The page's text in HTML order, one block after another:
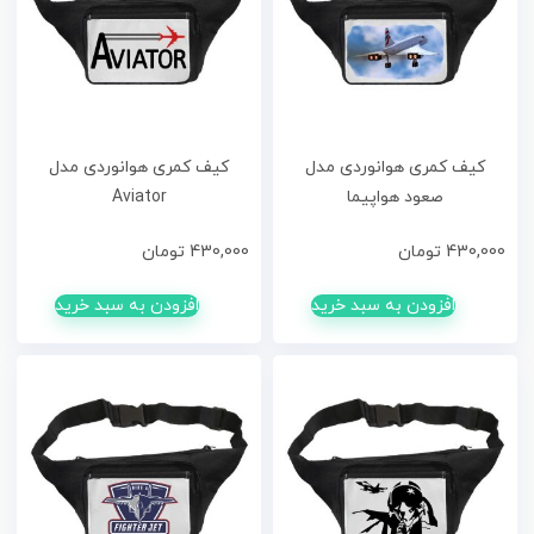
کیف کمری هوانوردی مدل
صعود هواپیما
430,000 تومان
افزودن به سبد خرید
کیف کمری هوانوردی مدل
Aviator
430,000 تومان
افزودن به سبد خرید